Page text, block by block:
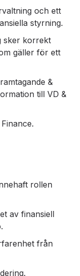
och ett
styrning.
sker korrekt
gäller för ett
&
till VD &
rollen
av finansiell
från